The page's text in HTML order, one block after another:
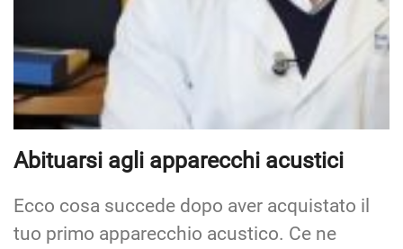
Abituarsi agli apparecchi acustici
Ecco cosa succede dopo aver acquistato il
tuo primo apparecchio acustico. Ce ne